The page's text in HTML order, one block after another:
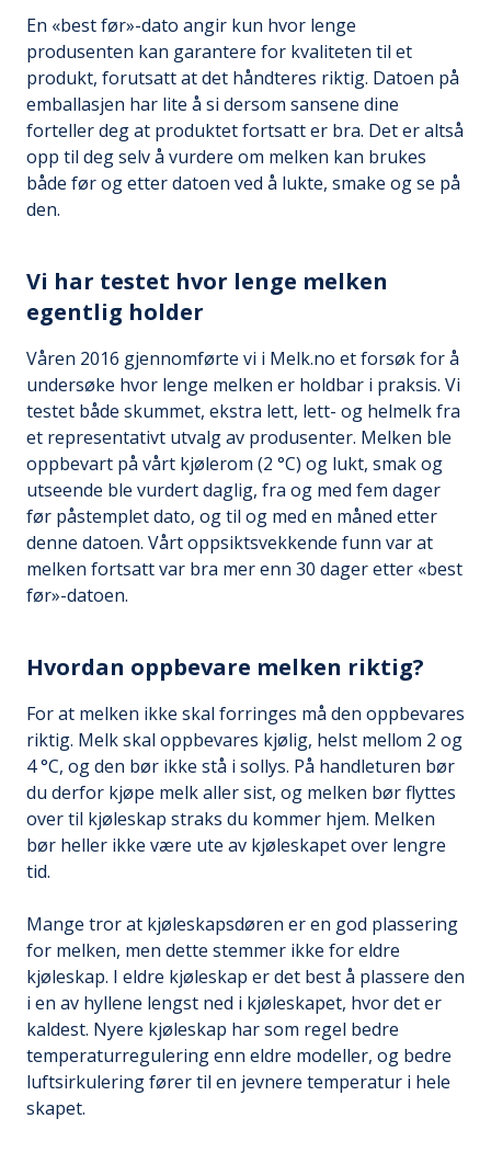
En «best før»-dato angir kun hvor lenge
produsenten kan garantere for kvaliteten til et
produkt, forutsatt at det håndteres riktig. Datoen på
emballasjen har lite å si dersom sansene dine
forteller deg at produktet fortsatt er bra. Det er altså
opp til deg selv å vurdere om melken kan brukes
både før og etter datoen ved å lukte, smake og se på
den.
Vi har testet hvor lenge melken
egentlig holder
Våren 2016 gjennomførte vi i Melk.no et forsøk for å
undersøke hvor lenge melken er holdbar i praksis. Vi
testet både skummet, ekstra lett, lett- og helmelk fra
et representativt utvalg av produsenter. Melken ble
oppbevart på vårt kjølerom (2 °C) og lukt, smak og
utseende ble vurdert daglig, fra og med fem dager
før påstemplet dato, og til og med en måned etter
denne datoen. Vårt oppsiktsvekkende funn var at
melken fortsatt var bra mer enn 30 dager etter «best
før»-datoen.
Hvordan oppbevare melken riktig?
For at melken ikke skal forringes må den oppbevares
riktig. Melk skal oppbevares kjølig, helst mellom 2 og
4 °C, og den bør ikke stå i sollys. På handleturen bør
du derfor kjøpe melk aller sist, og melken bør flyttes
over til kjøleskap straks du kommer hjem. Melken
bør heller ikke være ute av kjøleskapet over lengre
tid.
Mange tror at kjøleskapsdøren er en god plassering
for melken, men dette stemmer ikke for eldre
kjøleskap. I eldre kjøleskap er det best å plassere den
i en av hyllene lengst ned i kjøleskapet, hvor det er
kaldest. Nyere kjøleskap har som regel bedre
temperaturregulering enn eldre modeller, og bedre
luftsirkulering fører til en jevnere temperatur i hele
skapet.